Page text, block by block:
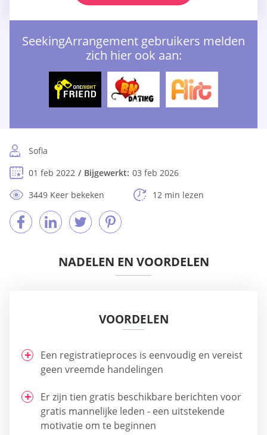
SeekingArrangement gebruikers melden
zich hier ook aan:
Sofia
01 feb 2022
Bijgewerkt: 03 feb 2026
3449 Keer bekeken
12 min lezen
NADELEN EN VOORDELEN
VOORDELEN
Een registratieproces is eenvoudig en vereist
geen vreemde handelingen
Er zijn tien gratis beschikbare berichten voor
gratis mannelijke leden - een uitstekende
motivatie om te beginnen